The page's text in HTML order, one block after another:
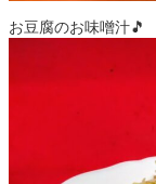
お豆腐のお味噌汁🎵